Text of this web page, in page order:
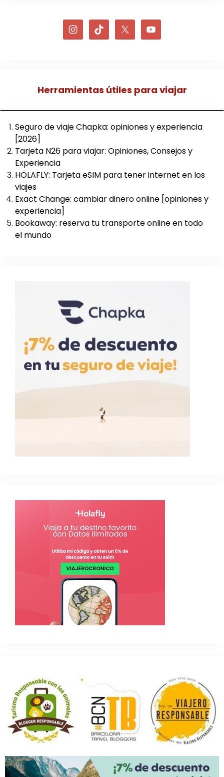
Herramientas útiles para viajar
Seguro de viaje Chapka: opiniones y experiencia
[2026]
Tarjeta N26 para viajar: Opiniones, Consejos y
Experiencia
HOLAFLY: Tarjeta eSIM para tener internet en los
viajes
Exact Change: cambiar dinero online [opiniones y
experiencia]
Bookaway: reserva tu transporte online en todo
el mundo